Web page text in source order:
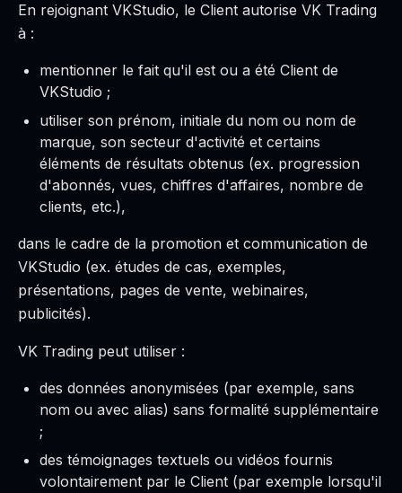
En rejoignant VKStudio, le Client autorise VK Trading
à :
mentionner le fait qu'il est ou a été Client de
VKStudio ;
utiliser son prénom, initiale du nom ou nom de
marque, son secteur d'activité et certains
éléments de résultats obtenus (ex. progression
d'abonnés, vues, chiffres d'affaires, nombre de
clients, etc.),
dans le cadre de la promotion et communication de
VKStudio (ex. études de cas, exemples,
présentations, pages de vente, webinaires,
publicités).
VK Trading peut utiliser :
des données anonymisées (par exemple, sans
nom ou avec alias) sans formalité supplémentaire
;
des témoignages textuels ou vidéos fournis
volontairement par le Client (par exemple lorsqu'il